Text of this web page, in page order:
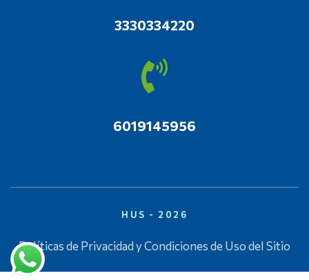
3330334220
6019145956
HUS - 2026
Políticas de Privacidad y Condiciones de Uso del Sitio